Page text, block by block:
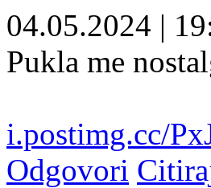
04.05.2024 |
Pukla me
i.postimg.cc/
Odgovori